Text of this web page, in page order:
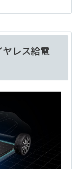
ヤレス給電